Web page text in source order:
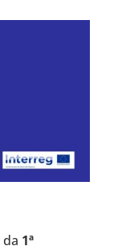
da 1ª